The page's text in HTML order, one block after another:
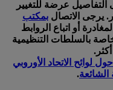
عرضة للتغيير
يرجى الاتصال بمكتب
أو اتباع الروابط
بالسلطات التنظيمية
لوائح الاتحاد الأوروبي
الشائعة.